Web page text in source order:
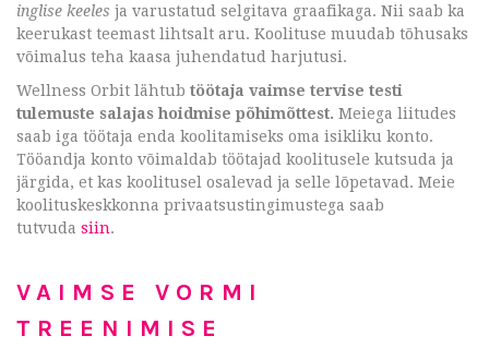
inglise keeles ja varustatud selgitava graafikaga. Nii saab ka
keerukast teemast lihtsalt aru. Koolituse muudab tõhusaks
võimalus teha kaasa juhendatud harjutusi.
Wellness Orbit lähtub töötaja vaimse tervise testi
tulemuste salajas hoidmise põhimõttest. Meiega liitudes
saab iga töötaja enda koolitamiseks oma isikliku konto.
Tööandja konto võimaldab töötajad koolitusele kutsuda ja
järgida, et kas koolitusel osalevad ja selle lõpetavad. Meie
koolituskeskkonna privaatsustingimustega saab
tutvuda siin.
VAIMSE VORMI
TREENIMISE